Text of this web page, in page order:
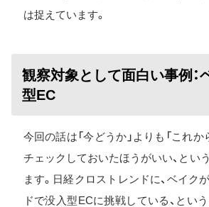
は捉えています。
観察対象として面白い事例：
型EC
今回の話は「今どうか」よりも「これか
チェックしておいたほうがいい、とい
ます。日経クロストレンドに、ベイク
ドで没入型ECに挑戦している、とい